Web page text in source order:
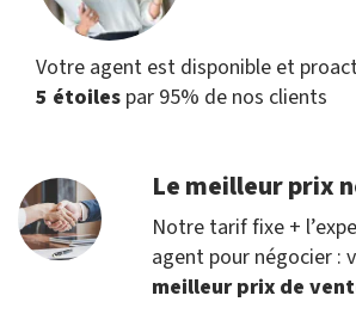
Votre agent est disponible et
5 étoiles par 95% de nos clients
Le meilleur prix
Notre tarif fixe +
agent pour négocier :
meilleur prix de